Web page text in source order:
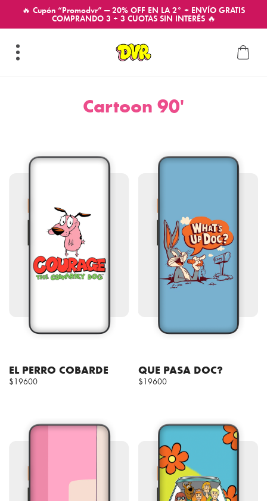
🔥 Cupón “Promodvr” — 20% OFF EN LA 2° + ENVÍO GRATIS
COMPRANDO 3 + 3 CUOTAS SIN INTERÉS 🔥
Cartoon 90'
EL PERRO COBARDE
$19600
QUE PASA DOC?
$19600